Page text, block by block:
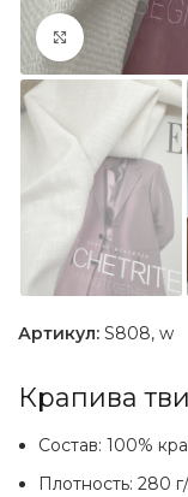
Увеличить
Артикул: S808, w
Крапива
Состав: 100%
Плотность: 280